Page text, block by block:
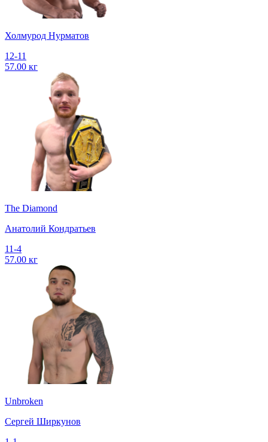
Холмурод Нурматов
12-11
57.00 кг
The Diamond
Анатолий Кондратьев
11-4
57.00 кг
Unbroken
Сергей Ширкунов